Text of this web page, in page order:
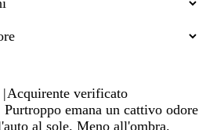
|Acquirente verificato
emana un cattivo odore
al sole. Meno all'ombra.